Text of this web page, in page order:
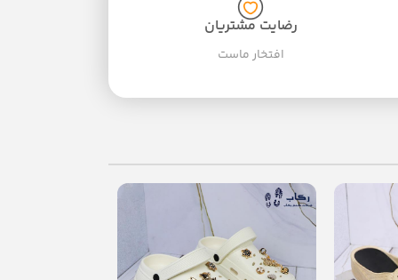
رضایت مشتریان
افتخار ماست